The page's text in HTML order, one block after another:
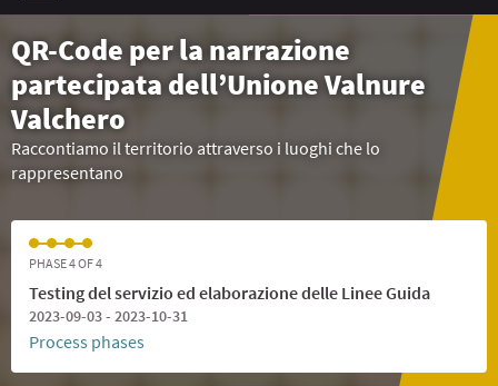
QR-Code per la narrazione
partecipata dell’Unione Valnure
Valchero
Raccontiamo il territorio attraverso i luoghi che lo
rappresentano
PHASE 4 OF 4
Testing del servizio ed elaborazione delle Linee Guida
2023-09-03 - 2023-10-31
Process phases